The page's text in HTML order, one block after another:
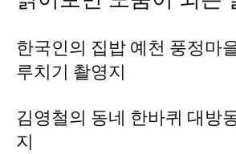
한국인의 집밥 예천 풍정마
루치기 촬영지
김영철의 동네 한바퀴 대방
지